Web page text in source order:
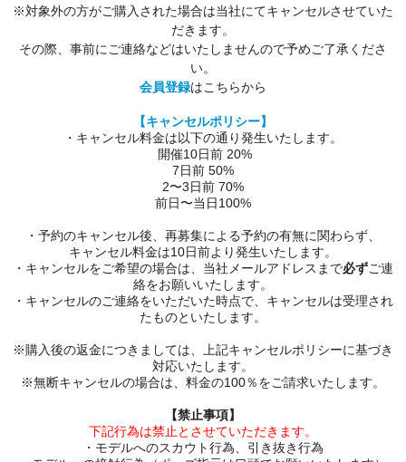
※対象外の方がご購入された場合は当社にてキャンセルさせていた
だきます。
その際、事前にご連絡などはいたしませんので予めご了承くださ
い。
会員登録はこちらから
【キャンセルポリシー】
・キャンセル料金は以下の通り発生いたします。
開催10日前 20%
7日前 50%
2〜3日前 70%
前日〜当日100%
・予約のキャンセル後、再募集による予約の有無に関わらず、
キャンセル料金は10日前より発生いたします。
・キャンセルをご希望の場合は、当社メールアドレスまで必ずご連
絡をお願いいたします。
・キャンセルのご連絡をいただいた時点で、キャンセルは受理され
たものといたします。
※購入後の返金につきましては、上記キャンセルポリシーに基づき
対応いたします。
※無断キャンセルの場合は、料金の100％をご請求いたします。
【禁止事項】
下記行為は禁止とさせていただきます。
・モデルへのスカウト行為、引き抜き行為